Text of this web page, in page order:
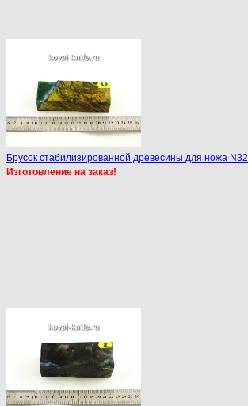
Брусок стабилизированной древесины для ножа N32
Изготовление на заказ!